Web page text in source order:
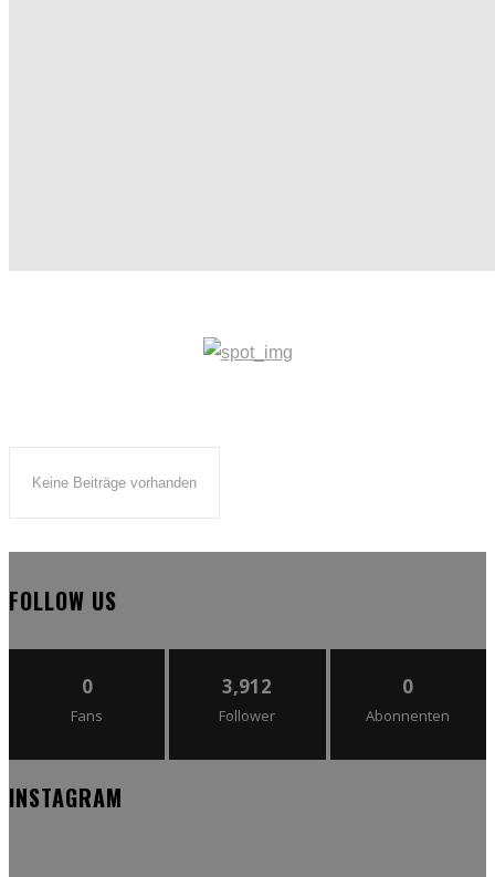
Keine Beiträge vorhanden
FOLLOW US
0
Fans
3,912
Follower
0
Abonnenten
INSTAGRAM